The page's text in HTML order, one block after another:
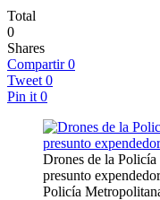
Total
0
Shares
Compartir 0
Tweet 0
Pin it 0
Drones de la
presunto
Policía